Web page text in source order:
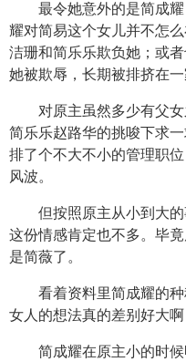
最令她意外的是简成
耀对简易这个女儿并不怎
洁珊和简乐乐欺负她；或
她被欺辱，长期被排挤在一
对原主虽然多少有父
简乐乐赵路华的挑唆下求
排了个不大不小的管理职
风波。
但按照原主从小到大
这份情感肯定也不多。毕
是简薇了。
看着资料里简成耀的
女人的想法真的差别好大啊
简成耀在原主小的时